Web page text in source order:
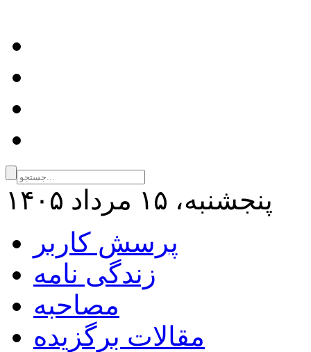
پنجشنبه، ۱۵ مرداد ۱۴۰۵
پرسش کاربر
زندگی نامه
مصاحبه
مقالات برگزیده